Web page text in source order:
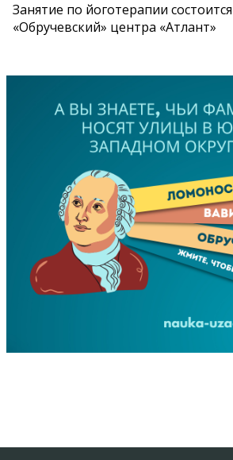
Занятие по йоготерапии
«Обручевский» центра «Атлант»